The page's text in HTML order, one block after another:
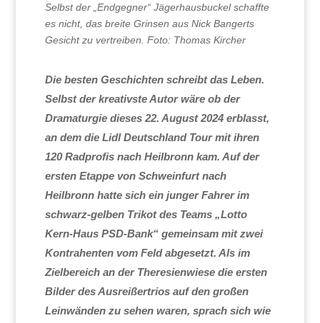
Selbst der „Endgegner“ Jägerhausbuckel schaffte
es nicht, das breite Grinsen aus Nick Bangerts
Gesicht zu vertreiben. Foto: Thomas Kircher
Die besten Geschichten schreibt das Leben.
Selbst der kreativste Autor wäre ob der
Dramaturgie dieses 22. August 2024 erblasst,
an dem die Lidl Deutschland Tour mit ihren
120 Radprofis nach Heilbronn kam. Auf der
ersten Etappe von Schweinfurt nach
Heilbronn hatte sich ein junger Fahrer im
schwarz-gelben Trikot des Teams „Lotto
Kern-Haus PSD-Bank“ gemeinsam mit zwei
Kontrahenten vom Feld abgesetzt. Als im
Zielbereich an der Theresienwiese die ersten
Bilder des Ausreißertrios auf den großen
Leinwänden zu sehen waren, sprach sich wie